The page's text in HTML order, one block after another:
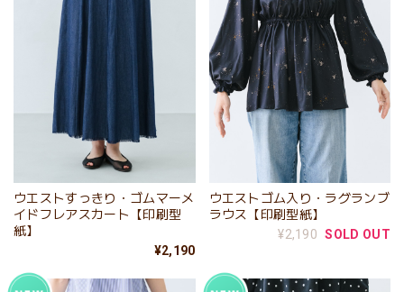
ウエストすっきり・ゴムマーメ
イドフレアスカート【印刷型
紙】
¥2,190
ウエストゴム入り・ラグランブ
ラウス【印刷型紙】
¥2,190 SOLD OUT